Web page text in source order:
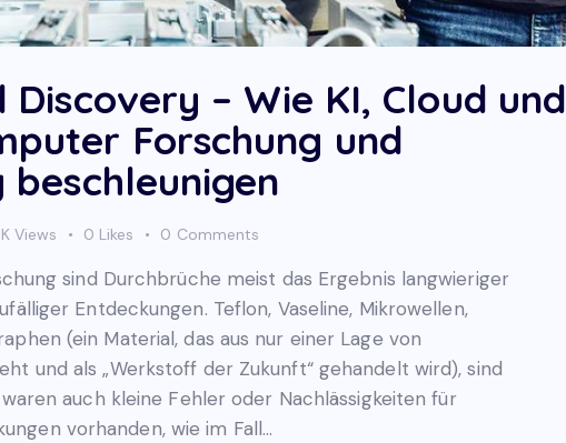
– Wie KI, Cloud und
Forschung und
beschleunigen
Views 0 Likes 0 Comments
sind Durchbrüche meist das Ergebnis langwieriger
Entdeckungen. Teflon, Vaseline, Mikrowellen,
(ein Material, das aus nur einer Lage von
und als „Werkstoff der Zukunft“ gehandelt wird), sind
auch kleine Fehler oder Nachlässigkeiten für
vorhanden, wie im Fall…